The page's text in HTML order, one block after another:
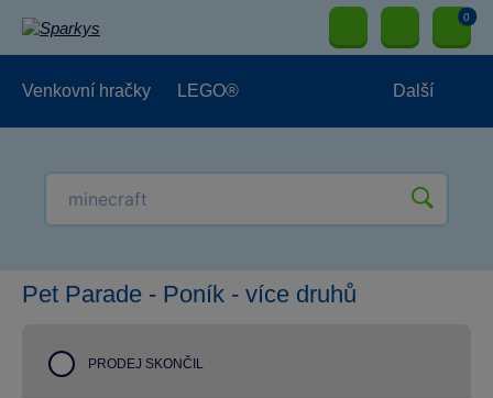
0
Venkovní hračky LEGO® Další
Pet Parade - Poník - více druhů
PRODEJ SKONČIL